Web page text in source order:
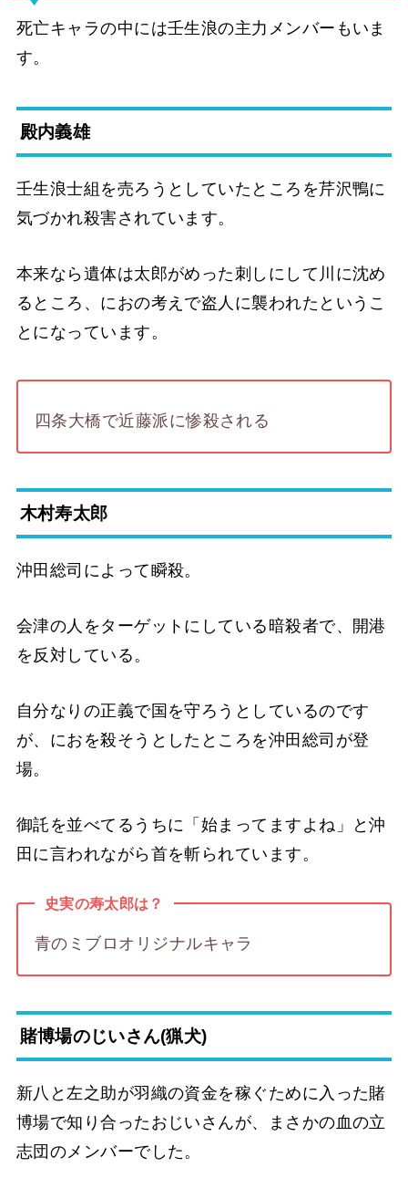
死亡キャラの中には壬生浪の主力メンバーもいま
す。
殿内義雄
壬生浪士組を売ろうとしていたところを芹沢鴨に
気づかれ殺害されています。
本来なら遺体は太郎がめった刺しにして川に沈め
るところ、におの考えで盗人に襲われたというこ
とになっています。
四条大橋で近藤派に惨殺される
木村寿太郎
沖田総司によって瞬殺。
会津の人をターゲットにしている暗殺者で、開港
を反対している。
自分なりの正義で国を守ろうとしているのです
が、におを殺そうとしたところを沖田総司が登
場。
御託を並べてるうちに「始まってますよね」と沖
田に言われながら首を斬られています。
史実の寿太郎は？
青のミブロオリジナルキャラ
賭博場のじいさん(猟犬)
新八と左之助が羽織の資金を稼ぐために入った賭
博場で知り合ったおじいさんが、まさかの血の立
志団のメンバーでした。